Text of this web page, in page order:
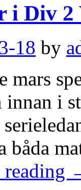
i Div 2
18 by
mars
i
båda